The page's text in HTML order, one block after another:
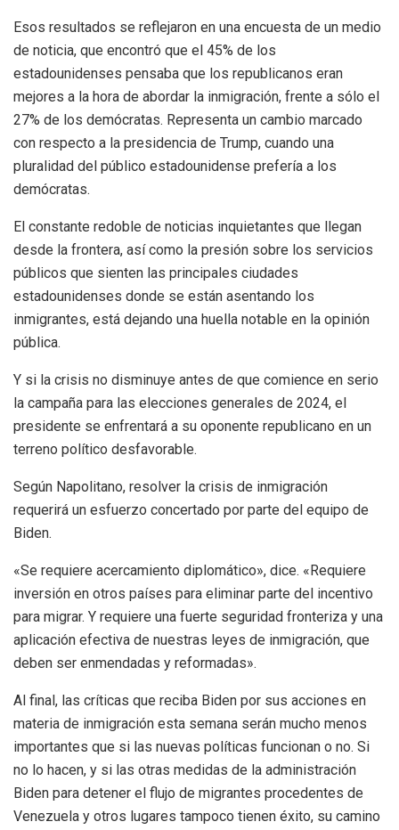
Esos resultados se reflejaron en una encuesta de un medio
de noticia, que encontró que el 45% de los
estadounidenses pensaba que los republicanos eran
mejores a la hora de abordar la inmigración, frente a sólo el
27% de los demócratas. Representa un cambio marcado
con respecto a la presidencia de Trump, cuando una
pluralidad del público estadounidense prefería a los
demócratas.
El constante redoble de noticias inquietantes que llegan
desde la frontera, así como la presión sobre los servicios
públicos que sienten las principales ciudades
estadounidenses donde se están asentando los
inmigrantes, está dejando una huella notable en la opinión
pública.
Y si la crisis no disminuye antes de que comience en serio
la campaña para las elecciones generales de 2024, el
presidente se enfrentará a su oponente republicano en un
terreno político desfavorable.
Según Napolitano, resolver la crisis de inmigración
requerirá un esfuerzo concertado por parte del equipo de
Biden.
«Se requiere acercamiento diplomático», dice. «Requiere
inversión en otros países para eliminar parte del incentivo
para migrar. Y requiere una fuerte seguridad fronteriza y una
aplicación efectiva de nuestras leyes de inmigración, que
deben ser enmendadas y reformadas».
Al final, las críticas que reciba Biden por sus acciones en
materia de inmigración esta semana serán mucho menos
importantes que si las nuevas políticas funcionan o no. Si
no lo hacen, y si las otras medidas de la administración
Biden para detener el flujo de migrantes procedentes de
Venezuela y otros lugares tampoco tienen éxito, su camino